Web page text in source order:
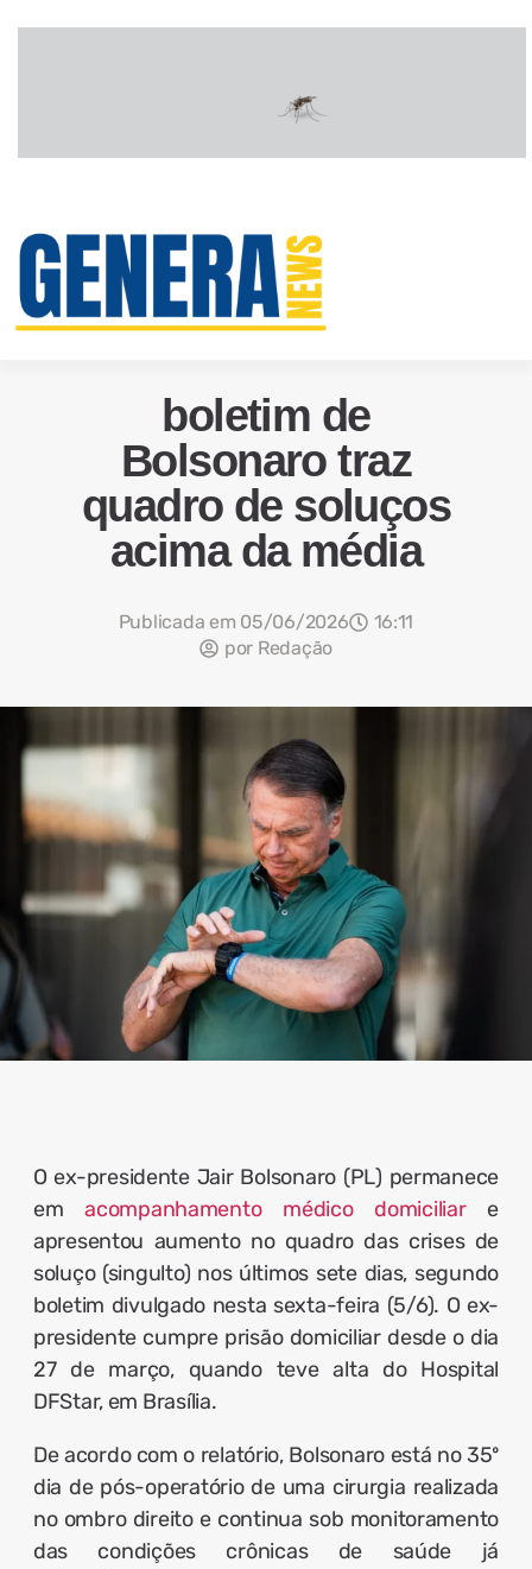
boletim de
Bolsonaro traz
quadro de soluços
acima da média
Publicada em 05/06/2026
16:11
por Redação
O ex-presidente Jair Bolsonaro (PL) permanece
emacompanhamento médico domiciliare
apresentou aumento no quadro das crises de
soluço (singulto) nos últimos sete dias, segundo
boletim divulgado nesta sexta-feira (5/6). O ex-
presidente cumpre prisão domiciliar desde o dia
27 de março, quando teve alta do Hospital
DFStar, em Brasília.
De acordo com o relatório, Bolsonaro está no 35º
dia de pós-operatório de uma cirurgia realizada
no ombro direito e continua sob monitoramento
das condições crônicas de saúde já